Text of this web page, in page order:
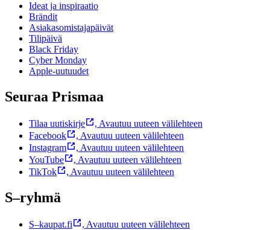
Ideat ja inspiraatio
Brändit
Asiakasomistajapäivät
Tilipäivä
Black Friday
Cyber Monday
Apple-uutuudet
Seuraa Prismaa
Tilaa uutiskirje , Avautuu uuteen välilehteen
Facebook
, Avautuu uuteen välilehteen
Instagram
, Avautuu uuteen välilehteen
YouTube
, Avautuu uuteen välilehteen
TikTok
, Avautuu uuteen välilehteen
S–ryhmä
S–kaupat.fi , Avautuu uuteen välilehteen